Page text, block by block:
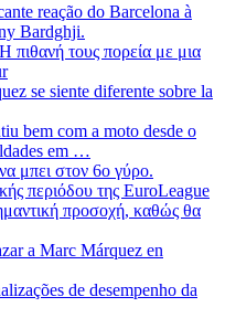
reação do Barcelona à
Bardghji.
τους πορεία με μια
se siente diferente sobre la
bem com a moto desde o
em …
μπει στον 6ο γύρο.
περιόδου της EuroLeague
προσοχή, καθώς θα
a Marc Márquez en
de desempenho da